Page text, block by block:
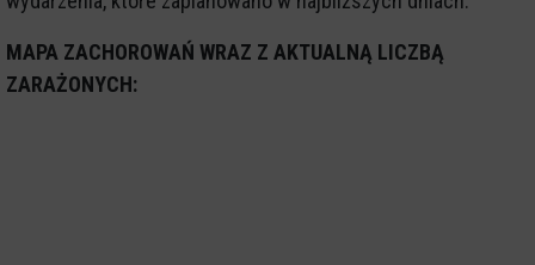
MAPA ZACHOROWAŃ WRAZ Z AKTUALNĄ LICZBĄ
ZARAŻONYCH: